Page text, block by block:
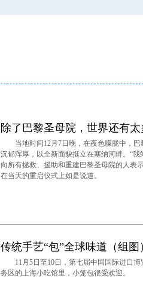
除了巴黎圣母院，世界还有
当地时间12月7日晚，在夜色朦胧中，巴
沉郁浑厚，以全新面貌挺立在塞纳河畔。“
向所有拯救、援助和重建巴黎圣母院的人表
在当天的重启仪式上如是说道。
传统手艺“包”全球味道（组图
11月5日至10日，第七届中国国际进口博
务区的上海小吃馆里，小笼包很受欢迎。